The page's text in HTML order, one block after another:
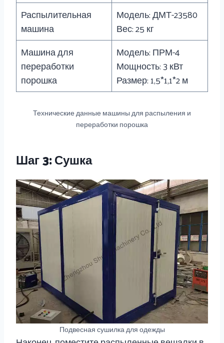
Распылительная
машина
Модель: ДМТ-23580
Вес: 25 кг
Машина для
переработки
порошка
Модель: ПРМ-4
Мощность: 3 кВт
Размер: 1,5*1,1*2 м
Технические данные машины для распыления и
переработки порошка
Шаг 3: Сушка
Подвесная сушилка для одежды